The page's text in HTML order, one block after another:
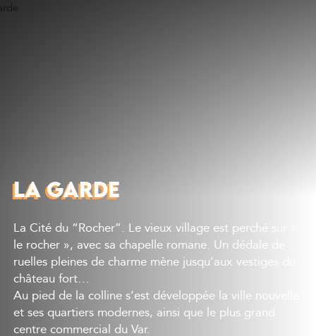
LA GARDE
La Cité du “Rocher”. Le vieux village est perché sur «
le rocher », avec sa chapelle romane. Un dédale de
ruelles pleines de charme mène jusqu’aux vestiges du
château fort…
Au pied de la colline s’est développée la ville nouvelle
et ses quartiers modernes, ainsi que le plus grand
centre commercial du Var.